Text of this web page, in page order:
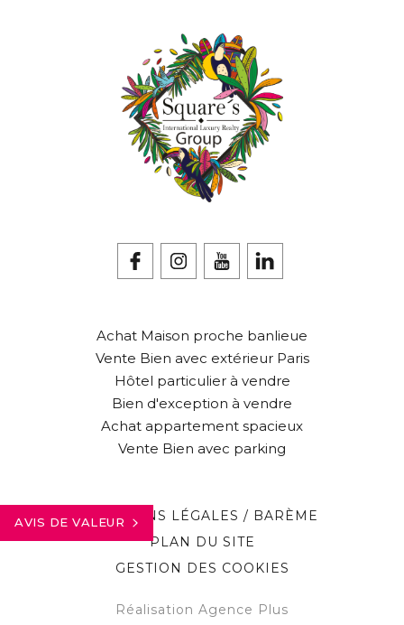
AVIS DE VALEUR
Achat Maison proche banlieue
Vente Bien avec extérieur Paris
Hôtel particulier à vendre
Bien d'exception à vendre
Achat appartement spacieux
Vente Bien avec parking
MENTIONS LÉGALES / BARÈME
PLAN DU SITE
GESTION DES COOKIES
Réalisation Agence Plus